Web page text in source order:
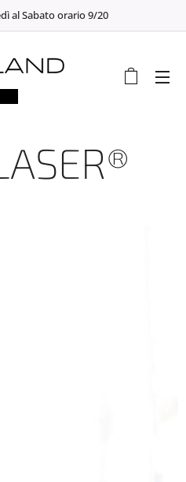
al Sabato orario 9/20